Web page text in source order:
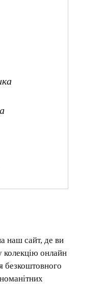
наш сайт, де ви
колекцію онлайн
безкоштовного